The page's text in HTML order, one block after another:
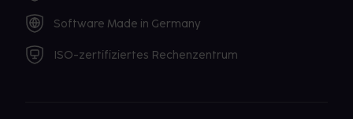
Software Made in Germany
ISO-zertifiziertes Rechenzentrum